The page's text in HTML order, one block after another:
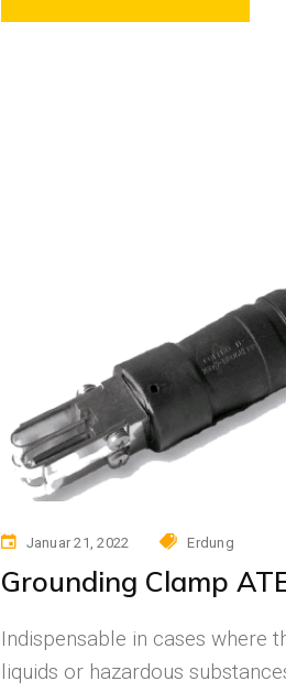
Januar 21, 2022 Erdung
Grounding Clamp
Indispensable in cases where
liquids or hazardous